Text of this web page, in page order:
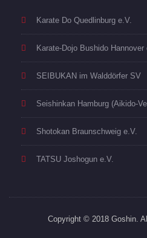
Karate Do Quedlinburg e.V.
Karate-Dojo Bushido Hannover
SEIBUKAN im Walddörfer SV
Seishinkan Hamburg (Aikido-
Shotokan Braunschweig e.V.
TATSU Joshogun e.V.
Copyright © 2018 Goshin.